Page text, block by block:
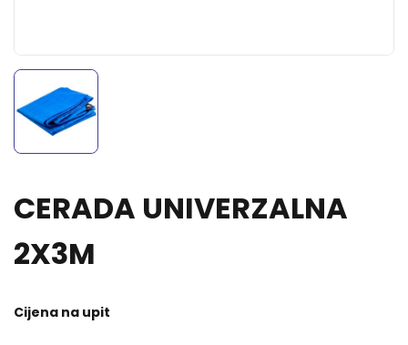
CERADA UNIVERZALNA
2X3M
Cijena na upit